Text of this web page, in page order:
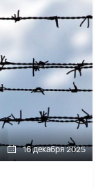
16 декабря 2025